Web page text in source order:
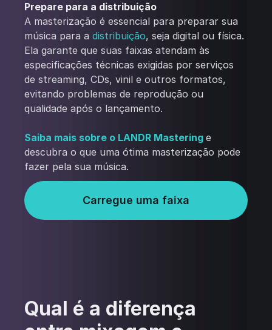
Prepare para a distribuição
A masterização é essencial para preparar sua
música para adistribuição, seja digital ou física.
Ela garante que suas faixas atendam às
especificações técnicas exigidas por serviços
de streaming, CDs, vinil e outros formatos,
evitando problemas de reprodução ou
qualidade após o lançamento.
Saiba mais sobre o LANDR Mastering e
descubra o que uma ótima masterização pode
fazer pela sua música.
Carregue uma faixa
Qual é a diferença